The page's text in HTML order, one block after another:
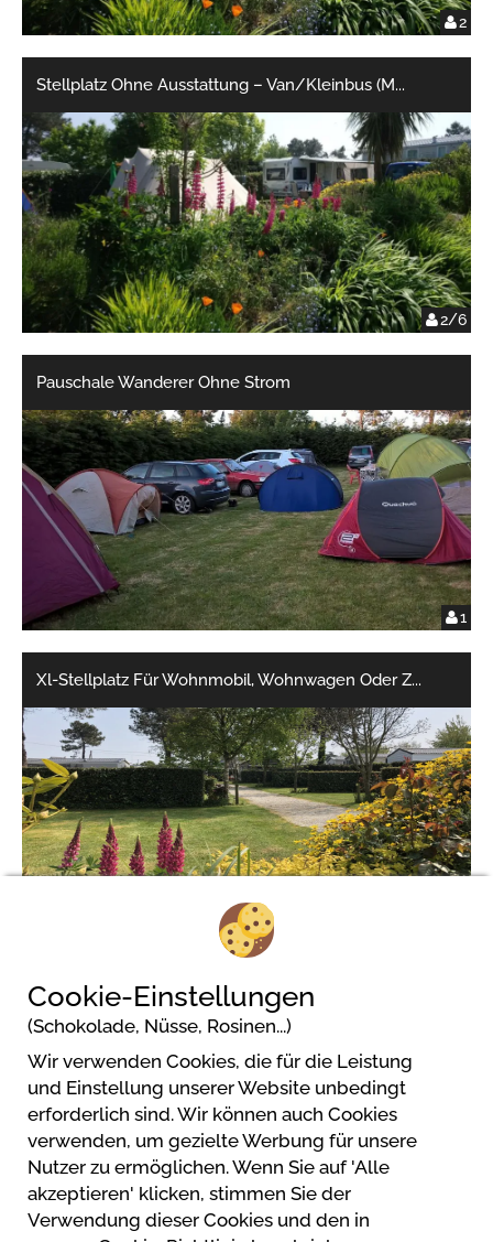
2
2/6
Stellplatz Ohne Ausstattung – Van/Kleinbus (M...
1
Pauschale Wanderer Ohne Strom
Xl-Stellplatz Für Wohnmobil, Wohnwagen Oder Z...
Camping de la Plage
2, village Fréval
50840 Fermanville
Cookie-Einstellungen
(Schokolade, Nüsse, Rosinen...)
Wir verwenden Cookies, die für die Leistung
und Einstellung unserer Website unbedingt
erforderlich sind. Wir können auch Cookies
verwenden, um gezielte Werbung für unsere
Nutzer zu ermöglichen. Wenn Sie auf 'Alle
akzeptieren' klicken, stimmen Sie der
Verwendung dieser Cookies und den in